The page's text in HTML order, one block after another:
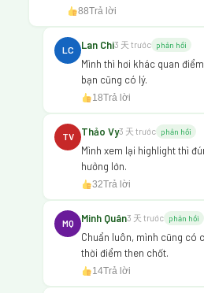
88Trả lời
LC Lan Chi3 天 trước phản hồi
Mình thì hơi khác quan
bạn cũng có lý.
18Trả lời
TV Thảo Vy3 天 trước phản hồi
Mình xem lại highlight thì
hưởng lớn.
32Trả lời
MQ Minh Quân3 天 trước phản hồi
Chuẩn luôn, mình cũng có
thời điểm then chốt.
14Trả lời